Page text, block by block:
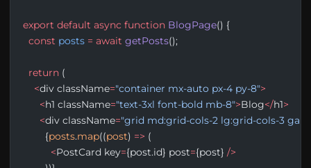
export default async function BlogPage() {
  const
posts = await getPosts();
  return
(
    <
div className="container mx-auto px-4 py-8">
      <
h1 className="text-3xl font-bold mb-8">Blog</h1>
      <
div className="grid md:grid-cols-2 lg:grid-cols-3
        {
posts.map((post) => (
          <
PostCard key={post.id} post={post} />